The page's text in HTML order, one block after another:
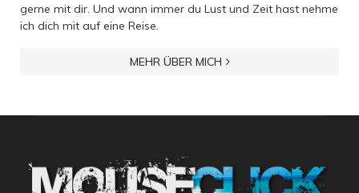
gerne mit dir. Und wann immer du Lust und Zeit hast nehme
ich dich mit auf eine Reise.
MEHR ÜBER MICH